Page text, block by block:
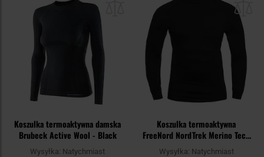
schowka
Koszulka termoaktywna damska
Brubeck Active Wool - Black
Wysyłka: Natychmiast
Koszulka termoaktywna
FreeNord NordTrek Merino Tech
Long Sleeve - Black
Wysyłka: Natychmiast